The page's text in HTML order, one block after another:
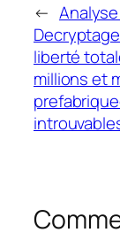
←
liberté
millions et